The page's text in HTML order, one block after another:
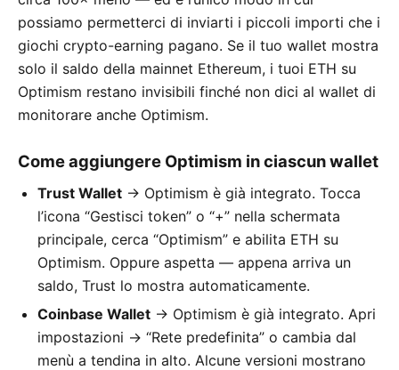
possiamo permetterci di inviarti i piccoli importi che i
giochi crypto-earning pagano. Se il tuo wallet mostra
solo il saldo della mainnet Ethereum, i tuoi ETH su
Optimism restano invisibili finché non dici al wallet di
monitorare anche Optimism.
Come aggiungere Optimism in ciascun wallet
Trust Wallet → Optimism è già integrato. Tocca
l’icona “Gestisci token” o “+” nella schermata
principale, cerca “Optimism” e abilita ETH su
Optimism. Oppure aspetta — appena arriva un
saldo, Trust lo mostra automaticamente.
Coinbase Wallet → Optimism è già integrato. Apri
impostazioni → “Rete predefinita” o cambia dal
menù a tendina in alto. Alcune versioni mostrano